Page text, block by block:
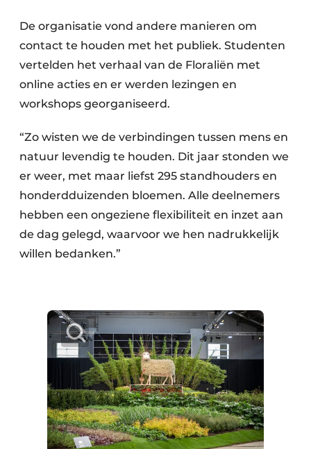
De organisatie vond andere manieren om
contact te houden met het publiek. Studenten
vertelden het verhaal van de Floraliën met
online acties en er werden lezingen en
workshops georganiseerd.
“Zo wisten we de verbindingen tussen mens en
natuur levendig te houden. Dit jaar stonden we
er weer, met maar liefst 295 standhouders en
honderdduizenden bloemen. Alle deelnemers
hebben een ongeziene flexibiliteit en inzet aan
de dag gelegd, waarvoor we hen nadrukkelijk
willen bedanken.”